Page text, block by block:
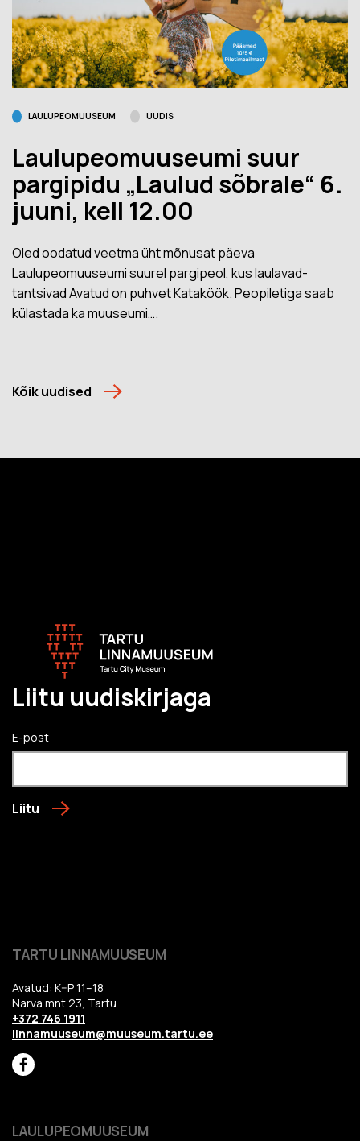
LAULUPEOMUUSEUM UUDIS
Laulupeomuuseumi suur
pargipidu „Laulud sõbrale“ 6.
juuni, kell 12.00
Oled oodatud veetma üht mõnusat päeva
Laulupeomuuseumi suurel pargipeol, kus laulavad-
tantsivad Avatud on puhvet Kataköök. Peopiletiga saab
külastada ka muuseumi….
Kõik uudised
Liitu uudiskirjaga
E-post
Liitu
TARTU LINNAMUUSEUM
Avatud: K–P 11–18
Narva mnt 23, Tartu
+372 746 1911
linnamuuseum@muuseum.tartu.ee
LAULUPEOMUUSEUM